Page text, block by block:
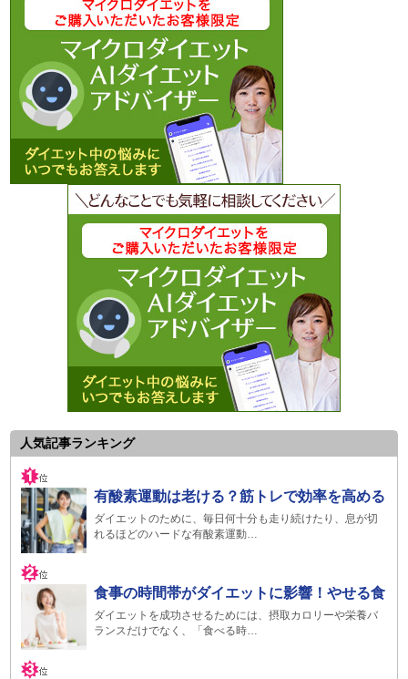
人気記事ランキング
有酸素運動は老ける？筋トレで効率を高める
ダイエットのために、毎日何十分も走り続けたり、息が切
れるほどのハードな有酸素運動…
食事の時間帯がダイエットに影響！やせる食
ダイエットを成功させるためには、摂取カロリーや栄養バ
ランスだけでなく、「食べる時…